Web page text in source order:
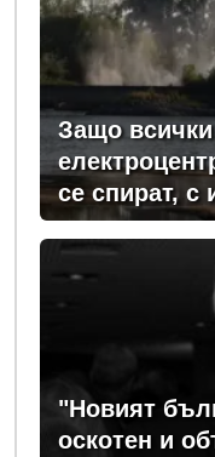
Защо
се спират,
"Козлодуй"?
"Новият
оскотен и